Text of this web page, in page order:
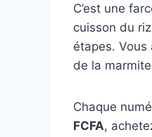
C’est une
cuisson du
étapes. Vous
de la
Chaque
FCFA,